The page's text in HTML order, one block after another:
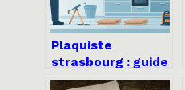
Plaquiste
strasbourg : guide
complet pour